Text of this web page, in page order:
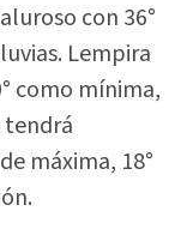
con 36°
Lempira
como mínima,
tendrá
máxima, 18°